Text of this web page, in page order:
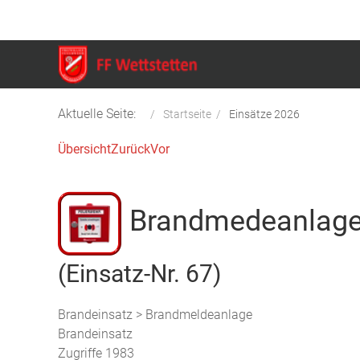
Aktuelle Seite: Startseite Einsätze 2026
ÜbersichtZurückVor
(Einsatz-Nr. 67)
Brandeinsatz > Brandmeldeanlage
Brandeinsatz
Zugriffe 1983